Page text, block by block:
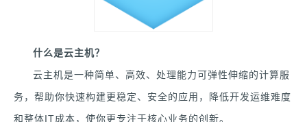
什么是云主机？
云主机是一种简单、高效、处理能力可弹性伸缩的计算服
务，帮助你快速构建更稳定、安全的应用，降低开发运维难度
和整体IT成本，使你更专注于核心业务的创新。